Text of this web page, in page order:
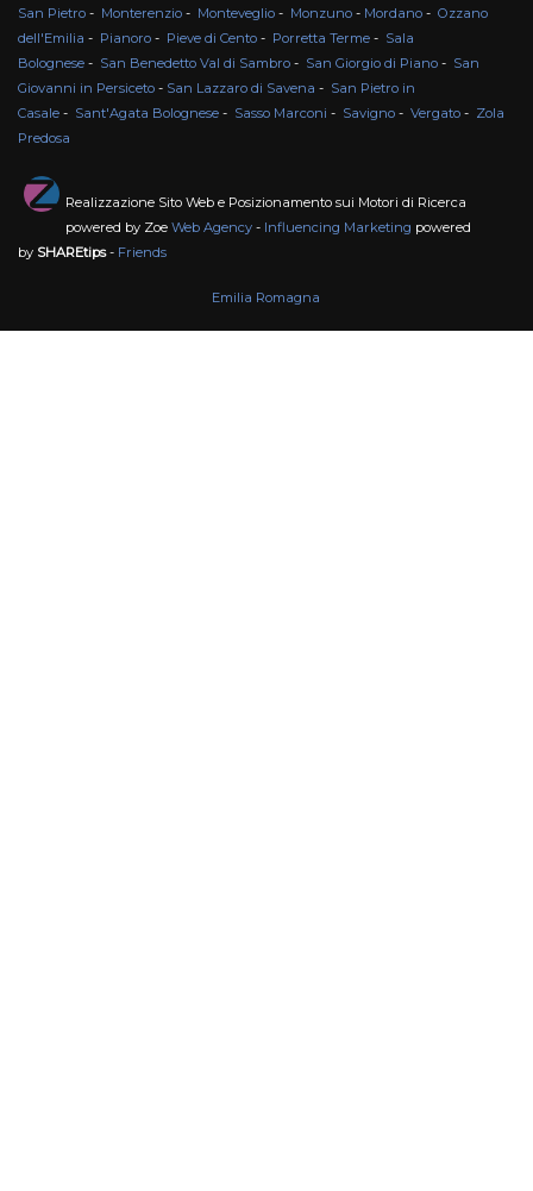
San Pietro- Monterenzio- Monteveglio- Monzuno- Mordano- Ozzano
dell'Emilia - Pianoro- Pieve di Cento- Porretta Terme- Sala
Bolognese- San Benedetto Val di Sambro- San Giorgio di Piano- San
Giovanni in Persiceto- San Lazzaro di Savena - San Pietro in
Casale- Sant'Agata Bolognese- Sasso Marconi - Savigno- Vergato- Zola
Predosa
Realizzazione Sito Web e Posizionamento sui Motori di Ricerca
powered by Zoe Web Agency- Influencing Marketing powered
by SHAREtips- Friends
Emilia Romagna